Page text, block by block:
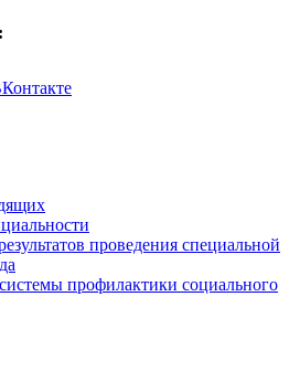
проведения специальной
профилактики социального